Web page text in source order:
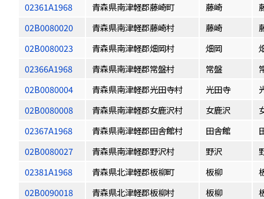
02361A1968
青森県南津軽郡藤崎町 藤崎
02B0080020
青森県南津軽郡藤崎村 藤崎
02B0080023
青森県南津軽郡畑岡村 畑岡
02366A1968
青森県南津軽郡常盤村 常盤
02B0080004
青森県南津軽郡光田寺村 光田寺
02B0080008
青森県南津軽郡女鹿沢村 女鹿沢
02367A1968
青森県南津軽郡田舎館村 田舎館
02B0080027
青森県南津軽郡野沢村 野沢
02381A1968
青森県北津軽郡板柳町 板柳
02B0090018
青森県北津軽郡板柳村 板柳